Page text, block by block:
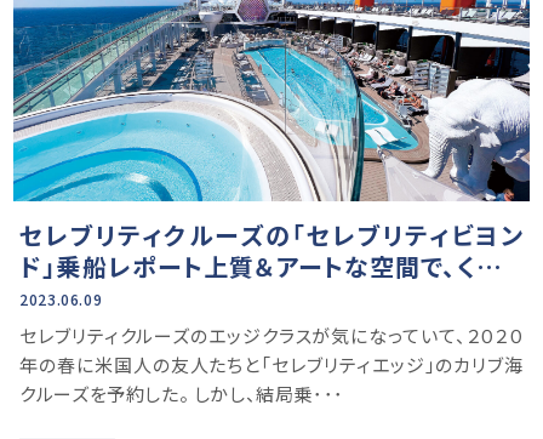
セレブリティクルーズの「セレブリティビヨン
ド」乗船レポート上質＆アートな空間で、くつろ
ぎのリゾート時間
2023.06.09
セレブリティクルーズのエッジクラスが気になっていて、２０２０
年の春に米国人の友人たちと「セレブリティエッジ」のカリブ海
クルーズを予約した。 しかし、結局乗･･･